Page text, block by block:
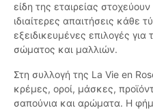
είδη της εταιρείας
ιδιαίτερες απαιτήσεις κάθε
εξειδικευμένες επιλογές
σώματος και μαλλιών.
Στη συλλογή της La Vie en
κρέμες, οροί, μάσκες,
σαπούνια και αρώματα. Η